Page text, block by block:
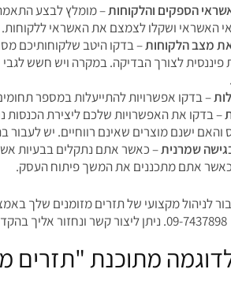
הספקים והלקוחות– מומלץ לבצע
האשראי ושקלו לצמצם את האשראי ללקוחות.
מצב הלקוחות– בדקו היטב שלקוחותיכם
פיננסית לצורך הבדיקה. במקרה ויש חשש
– בדקו אפשרויות להתייעלות במספר
– בדקו את האפשרויות שלכם ליצירת הכנסות
והאם ישנם מוצרים שאינם רווחיים. יש לעבור
שמרנית– כאשר אתם נתקלים בבעיות
אתם מתכננים את המשך פיתוח העסק.
לניהול מקצועי של תזרים מזומנים שלך
מתוכנת "תזרים